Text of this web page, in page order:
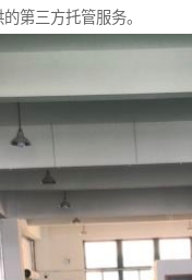
第三方托管服务。